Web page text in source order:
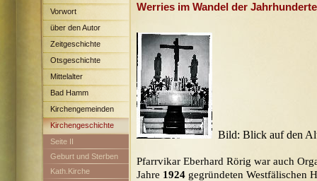
Vorwort
über den Autor
Zeitgeschichte
Otsgeschichte
Mittelalter
Bad Hamm
Kirchengemeinden
Kirchengeschichte
Seite II
Geburt und Sterben
Kath.Kirche
Werries im Wandel der
Bild: Blick auf den
Pfarrvikar Eberhard Rörig war auch
Jahre 1924 gegründeten Westfälischen